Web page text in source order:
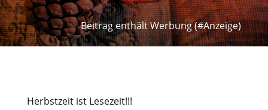
Beitrag enthält Werbung (#Anzeige)
Herbstzeit ist Lesezeit!!!